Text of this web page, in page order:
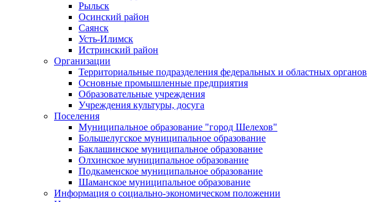
Рыльск
Осинский район
Саянск
Усть-Илимск
Истринский район
Организации
Территориальные подразделения федеральных и областных органов
Основные промышленные предприятия
Образовательные учреждения
Учреждения культуры, досуга
Поселения
Муниципальное образование "город Шелехов"
Большелугское муниципальное образование
Баклашинское муниципальное образование
Олхинское муниципальное образование
Подкаменское муниципальное образование
Шаманское муниципальное образование
Информация о социально-экономическом положении